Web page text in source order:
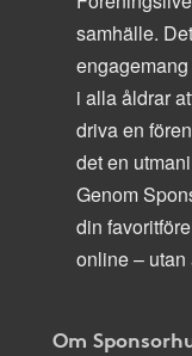
samhälle.
i alla åldrar
driva en
det en
Genom
din
online – utan
Om